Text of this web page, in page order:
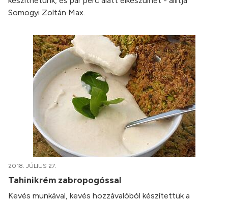
Somogyi Zoltán Max.
2018. JÚLIUS 27.
Tahinikrém zabropogóssal
Kevés munkával, kevés hozzávalóból készítettük a